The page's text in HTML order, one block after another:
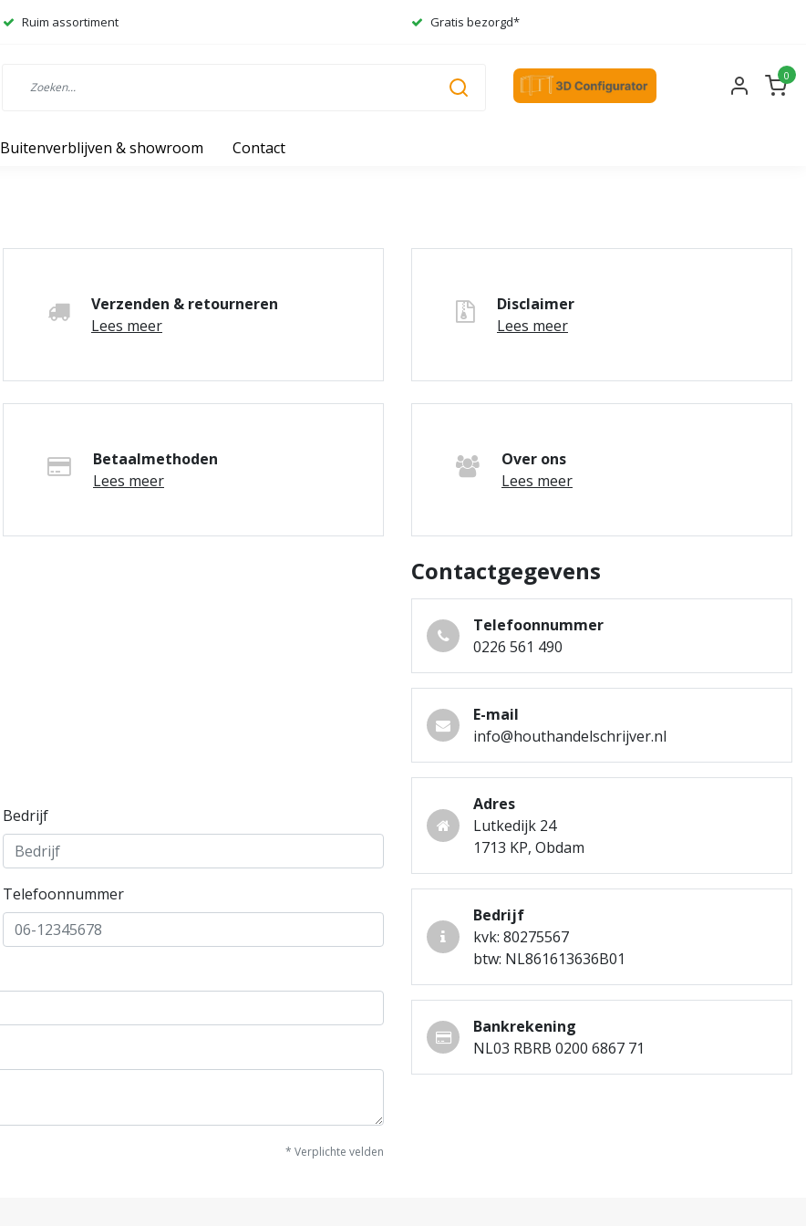
Ruim assortiment Gratis bezorgd*
0
Buitenverblijven & showroom Contact
Verzenden & retourneren
Lees meer
Disclaimer
Lees meer
Betaalmethoden
Lees meer
Over ons
Lees meer
Bedrijf
Telefoonnummer
* Verplichte velden
Contactgegevens
Telefoonnummer
0226 561 490
E-mail
info@houthandelschrijver.nl
Adres
Lutkedijk 24
1713 KP, Obdam
Bedrijf
kvk: 80275567
btw: NL861613636B01
Bankrekening
NL03 RBRB 0200 6867 71